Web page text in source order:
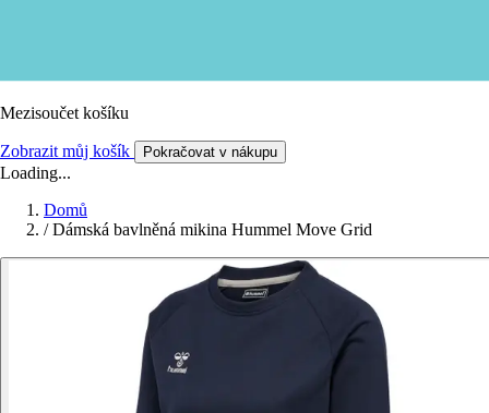
Mezisoučet košíku
Zobrazit můj košík Pokračovat v nákupu
Loading...
Domů
/ Dámská bavlněná mikina Hummel Move Grid